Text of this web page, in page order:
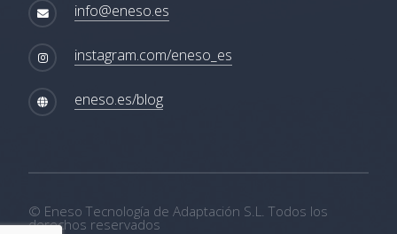
info@eneso.es
instagram.com/eneso_es
eneso.es/blog
© Eneso Tecnología de Adaptación S.L. Todos los
derechos reservados